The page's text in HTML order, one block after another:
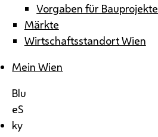
Vorgaben für Bauprojekte
Märkte
Wirtschaftsstandort Wien
Mein Wien
Blu
eS
ky